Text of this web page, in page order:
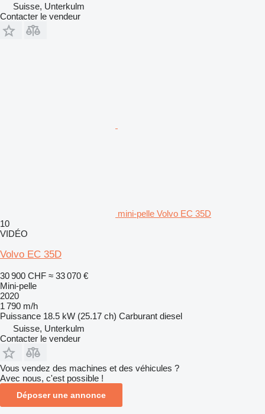
Suisse, Unterkulm
Contacter le vendeur
mini-pelle Volvo EC 35D
10
VIDÉO
Volvo EC 35D
30 900 CHF ≈ 33 070 €
Mini-pelle
2020
1 790 m/h
Puissance 18.5 kW (25.17 ch) Carburant diesel
Suisse, Unterkulm
Contacter le vendeur
Vous vendez des machines et des véhicules ?
Avec nous, c'est possible !
Déposer une annonce